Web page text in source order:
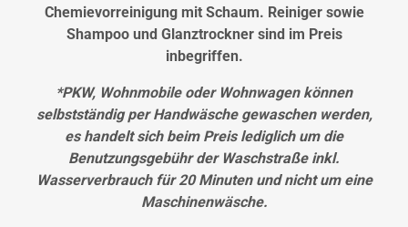
Chemievorreinigung mit Schaum. Reiniger sowie
Shampoo und Glanztrockner sind im Preis
inbegriffen.
*PKW, Wohnmobile oder Wohnwagen können
selbstständig per Handwäsche gewaschen werden,
es handelt sich beim Preis lediglich um die
Benutzungsgebühr der Waschstraße inkl.
Wasserverbrauch für 20 Minuten und nicht um eine
Maschinenwäsche.